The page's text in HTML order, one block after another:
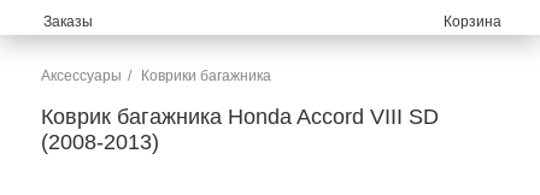
Аксессуары Коврики багажника
Коврик багажника Honda Accord VIII SD
(2008-2013)